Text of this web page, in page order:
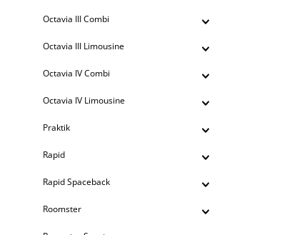
Octavia III Combi
Octavia III Limousine
Octavia IV Combi
Octavia IV Limousine
Praktik
Rapid
Rapid Spaceback
Roomster